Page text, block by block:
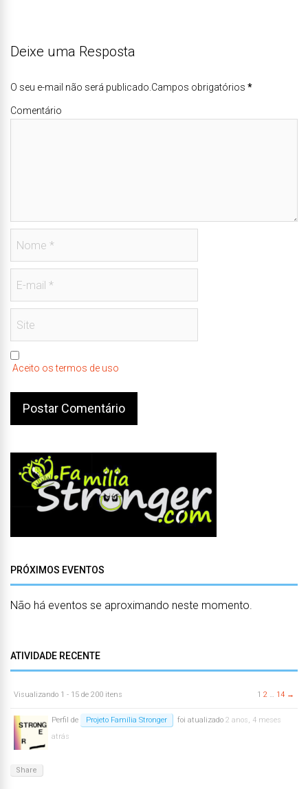
Deixe uma Resposta
O seu e-mail não será publicado.Campos obrigatórios *
Comentário
Aceito os termos de uso
PRÓXIMOS EVENTOS
Não há eventos se aproximando neste momento.
ATIVIDADE RECENTE
Visualizando 1 - 15 de 200 itens 1 2 … 14 →
Perfil de Projeto Família Stronger foi atualizado 2 anos, 4 meses
atrás
Share